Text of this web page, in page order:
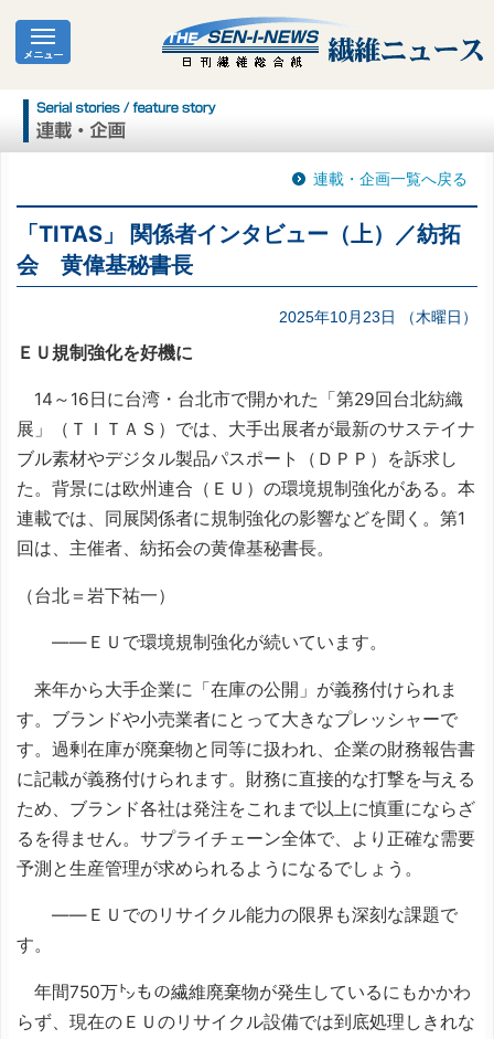
連載・企画一覧へ戻る
「TITAS」 関係者インタビュー（上）／紡拓
会 黄偉基秘書長
2025年10月23日 （木曜日）
ＥＵ規制強化を好機に
14～16日に台湾・台北市で開かれた「第29回台北紡織
展」（ＴＩＴＡＳ）では、大手出展者が最新のサステイナ
ブル素材やデジタル製品パスポート（ＤＰＰ）を訴求し
た。背景には欧州連合（ＥＵ）の環境規制強化がある。本
連載では、同展関係者に規制強化の影響などを聞く。第1
回は、主催者、紡拓会の黄偉基秘書長。
（台北＝岩下祐一）
――ＥＵで環境規制強化が続いています。
来年から大手企業に「在庫の公開」が義務付けられま
す。ブランドや小売業者にとって大きなプレッシャーで
す。過剰在庫が廃棄物と同等に扱われ、企業の財務報告書
に記載が義務付けられます。財務に直接的な打撃を与える
ため、ブランド各社は発注をこれまで以上に慎重にならざ
るを得ません。サプライチェーン全体で、より正確な需要
予測と生産管理が求められるようになるでしょう。
――ＥＵでのリサイクル能力の限界も深刻な課題で
す。
年間750万㌧もの繊維廃棄物が発生しているにもかかわ
らず、現在のＥＵのリサイクル設備では到底処理しきれな